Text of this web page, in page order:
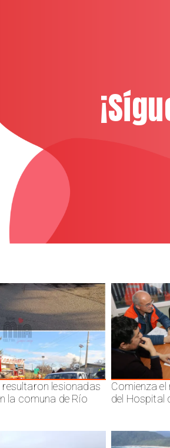
lesionadas
la comuna de Río
Comienza
del Hospital